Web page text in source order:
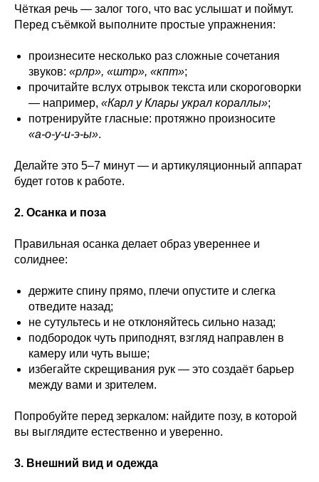
Чёткая речь — залог того, что вас услышат и поймут.
Перед съёмкой выполните простые упражнения:
произнесите несколько раз сложные сочетания
звуков: «рлр», «штр», «кпт»;
прочитайте вслух отрывок текста или скороговорки
— например, «Карл у Клары украл кораллы»;
потренируйте гласные: протяжно произносите
«а‑о‑у‑и‑э‑ы».
Делайте это 5–7 минут — и артикуляционный аппарат
будет готов к работе.
2. Осанка и поза
Правильная осанка делает образ увереннее и
солиднее:
держите спину прямо, плечи опустите и слегка
отведите назад;
не сутультесь и не отклоняйтесь сильно назад;
подбородок чуть приподнят, взгляд направлен в
камеру или чуть выше;
избегайте скрещивания рук — это создаёт барьер
между вами и зрителем.
Попробуйте перед зеркалом: найдите позу, в которой
вы выглядите естественно и уверенно.
3. Внешний вид и одежда